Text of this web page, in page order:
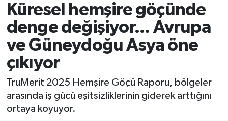
Küresel hemşire göçünde
denge değişiyor... Avrupa
ve Güneydoğu Asya öne
çıkıyor
TruMerit 2025 Hemşire Göçü Raporu, bölgeler
arasında iş gücü eşitsizliklerinin giderek arttığını
ortaya koyuyor.